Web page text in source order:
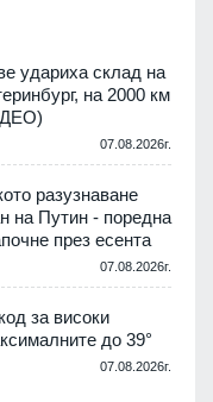
удариха склад на
на 2000 км
07.08.2026г.
разузнаване
на Путин - поредна
през есента
07.08.2026г.
за високи
до 39°
07.08.2026г.